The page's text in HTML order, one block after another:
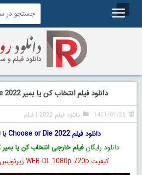
دانلود فیلم انتخاب کن یا بمیر Choose or Die 2022
1401/01/26 دانلود فیلم 2022 |فیلم
دانلود فیلم Choose or Die 2022 با لینک مستقیم
دانلود رایگانفیلم خارجی انتخاب کن یا بمیر 2022
کیفیت WEB-DL 1080p 720p زیرنویس فارسی چسبیده